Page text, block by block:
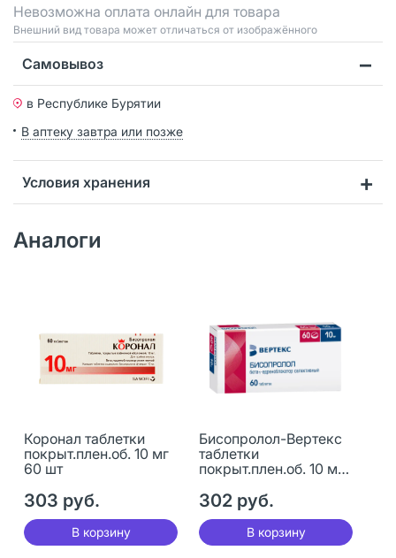
Невозможна оплата онлайн для товара
Bнешний вид товара может отличаться от изображённого
Самовывоз
в Республике Бурятии
В аптеку завтра или позже
Условия хранения
Аналоги
Коронал таблетки
покрыт.плен.об. 10 мг
60 шт
303 руб.
В корзину
Бисопролол-Вертекс
таблетки
покрыт.плен.об. 10 мг
302 руб.
В корзину